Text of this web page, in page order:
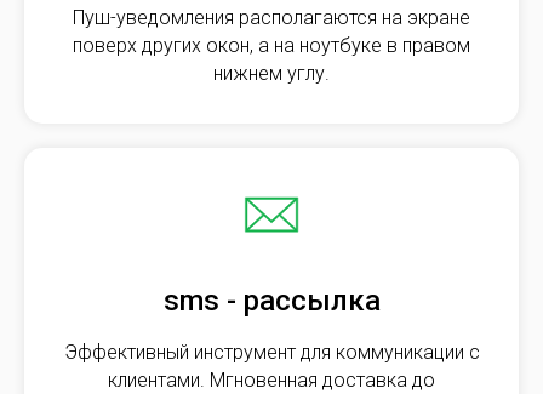
Пуш-уведомления располагаются на экране
поверх других окон, а на ноутбуке в правом
нижнем углу.
sms - рассылка
Эффективный инструмент для коммуникации с
клиентами. Мгновенная доставка до